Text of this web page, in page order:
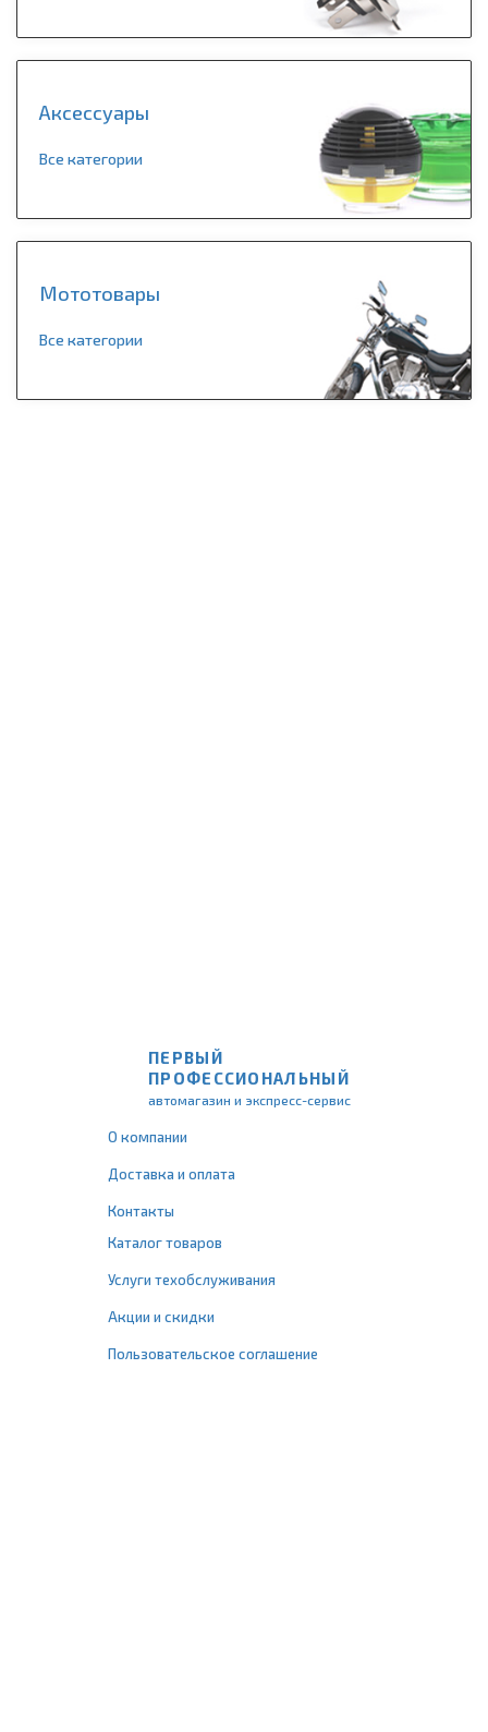
Аксессуары
Все категории
Мототовары
Все категории
ПЕРВЫЙ
ПРОФЕССИОНАЛЬНЫЙ
автомагазин и экспресс-сервис
О компании
Доставка и оплата
Контакты
Каталог товаров
Услуги техобслуживания
Акции и скидки
Пользовательское соглашение